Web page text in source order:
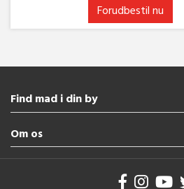
Forudbestil nu
Find mad i din by
Broager
Nordborg
Vejle
Om os
Handelsbetingelser